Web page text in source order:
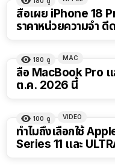
สื่อเผย iPhone 18
ราคาหน่วยความจำ ดี
180 ดู MAC
ลือ MacBook Pro แ
ต.ค. 2026 นี้
100 ดู VIDEO
ทำไมถึงเลือกใช้
Series 11 และ